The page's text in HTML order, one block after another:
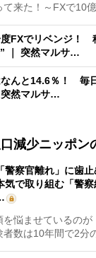
て来た！～FXで10
度FXでリベンジ！
｜ 突然マルサ…
なんと14.6％！ 毎
突然マルサ…
減少ニッポン
警察官離れ」に歯
気で取り組む「警
悩ませているのが
数は10年間で2分